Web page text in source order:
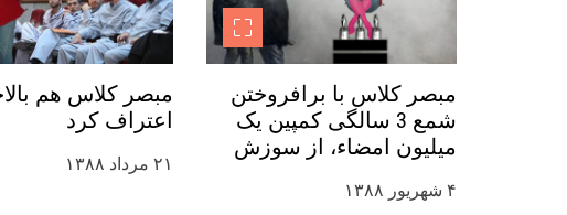
ا
مبصر کلاس با برافروختن
شمع 3 سالگی کمپین یک
میلیون امضاء، از سوزش
۴ شهریور ۱۳۸۸
مبصر کلاس هم
اعتراف کرد
۲۱ مرداد ۱۳۸۸